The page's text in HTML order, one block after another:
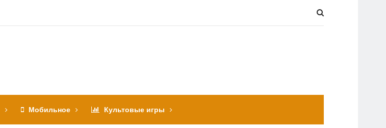
Мобильное Культовые игры